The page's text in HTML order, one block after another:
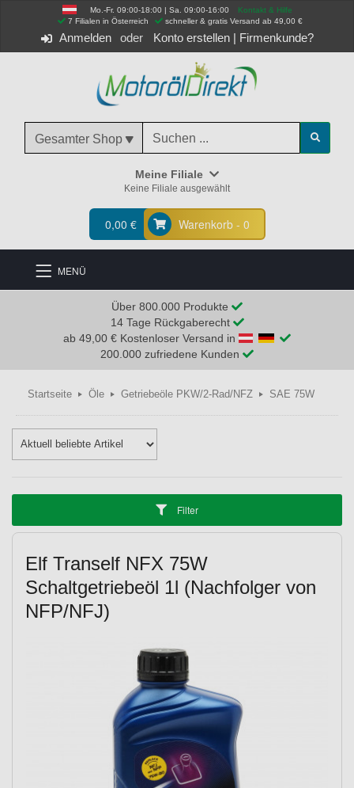
Mo.-Fr. 09:00-18:00 | Sa. 09:00-16:00
Kontakt & Hilfe
7 Filialen in Österreich
schneller & gratis Versand ab 49,00 €
Anmelden Konto erstellen| Firmenkunde?
Gesamter Shop
Meine Filiale
Keine Filiale ausgewählt
0,00 € Warenkorb - 0
MENÜ
Über 800.000 Produkte
14 Tage Rückgaberecht
ab 49,00 € Kostenloser Versand in
200.000 zufriedene Kunden
Startseite Öle Getriebeöle PKW/2-Rad/NFZ SAE 75W
Filter
Elf Tranself NFX 75W
Schaltgetriebeöl 1l (Nachfolger von
NFP/NFJ)